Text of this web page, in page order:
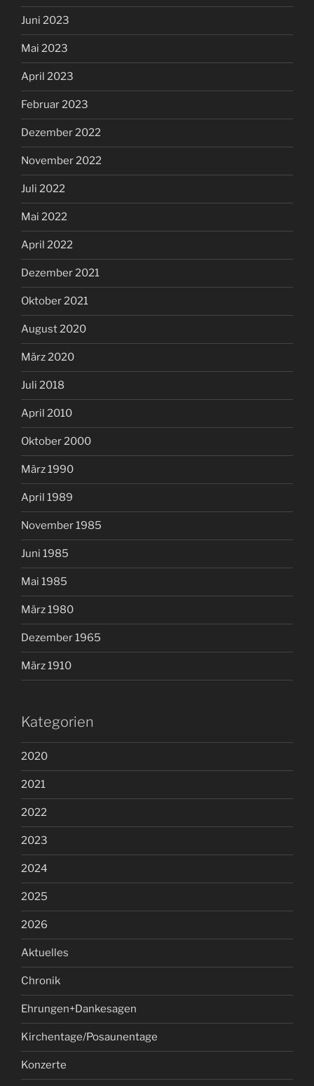
Juni 2023
Mai 2023
April 2023
Februar 2023
Dezember 2022
November 2022
Juli 2022
Mai 2022
April 2022
Dezember 2021
Oktober 2021
August 2020
März 2020
Juli 2018
April 2010
Oktober 2000
März 1990
April 1989
November 1985
Juni 1985
Mai 1985
März 1980
Dezember 1965
März 1910
Kategorien
2020
2021
2022
2023
2024
2025
2026
Aktuelles
Chronik
Ehrungen+Dankesagen
Kirchentage/Posaunentage
Konzerte